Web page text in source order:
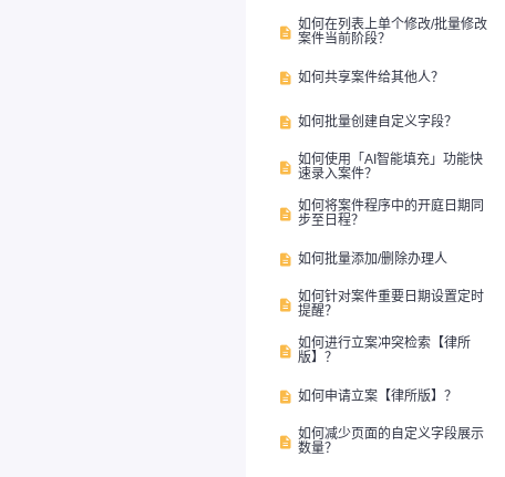
 如何在列表上单个修改/批量修改
案件当前阶段？
 如何共享案件给其他人？
 如何批量创建自定义字段？
 如何使用「AI智能填充」功能快
速录入案件？
 如何将案件程序中的开庭日期同
步至日程？
 如何批量添加/删除办理人
 如何针对案件重要日期设置定时
提醒？
 如何进行立案冲突检索【律所
版】？
 如何申请立案【律所版】？
 如何减少页面的自定义字段展示
数量？